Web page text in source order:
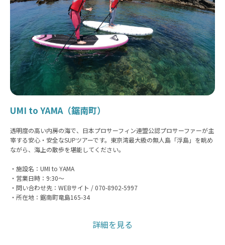
UMI to YAMA（鋸南町）
透明度の高い内房の海で、日本プロサーフィン連盟公認プロサーファーが主
宰する安心・安全なSUPツアーです。東京湾最大級の無人島「浮島」を眺め
ながら、海上の散歩を堪能してください。
・施設名：UMI to YAMA
・営業日時：9:30〜
・問い合わせ先：WEBサイト / 070-8902-5997
・所在地：鋸南町竜島165-34
詳細を見る